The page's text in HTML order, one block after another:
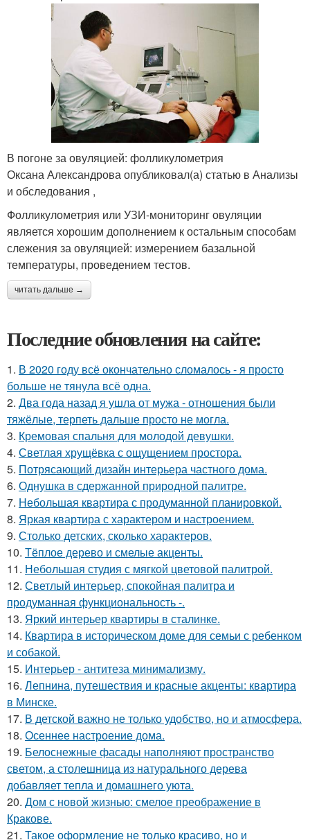
В погоне за овуляцией: фолликулометрия
Оксана Александрова опубликовал(а) статью в Анализы
и обследования ,
Фолликулометрия или УЗИ-мониторинг овуляции
является хорошим дополнением к остальным способам
слежения за овуляцией: измерением базальной
температуры, проведением тестов.
читать дальше →
Последние обновления на сайте:
1. В 2020 году всё окончательно сломалось - я просто
больше не тянула всё одна.
2. Два года назад я ушла от мужа - отношения были
тяжёлые, терпеть дальше просто не могла.
3. Кремовая спальня для молодой девушки.
4. Светлая хрущёвка с ощущением простора.
5. Потрясающий дизайн интерьера частного дома.
6. Однушка в сдержанной природной палитре.
7. Небольшая квартира с продуманной планировкой.
8. Яркая квартира с характером и настроением.
9. Столько детских, сколько характеров.
10. Тёплое дерево и смелые акценты.
11. Небольшая студия с мягкой цветовой палитрой.
12. Светлый интерьер, спокойная палитра и
продуманная функциональность -.
13. Яркий интерьер квартиры в сталинке.
14. Квартира в историческом доме для семьи с ребенком
и собакой.
15. Интерьер - антитеза минимализму.
16. Лепнина, путешествия и красные акценты: квартира
в Минске.
17. В детской важно не только удобство, но и атмосфера.
18. Осеннее настроение дома.
19. Белоснежные фасады наполняют пространство
светом, а столешница из натурального дерева
добавляет тепла и домашнего уюта.
20. Дом с новой жизнью: смелое преображение в
Кракове.
21. Такое оформление не только красиво, но и